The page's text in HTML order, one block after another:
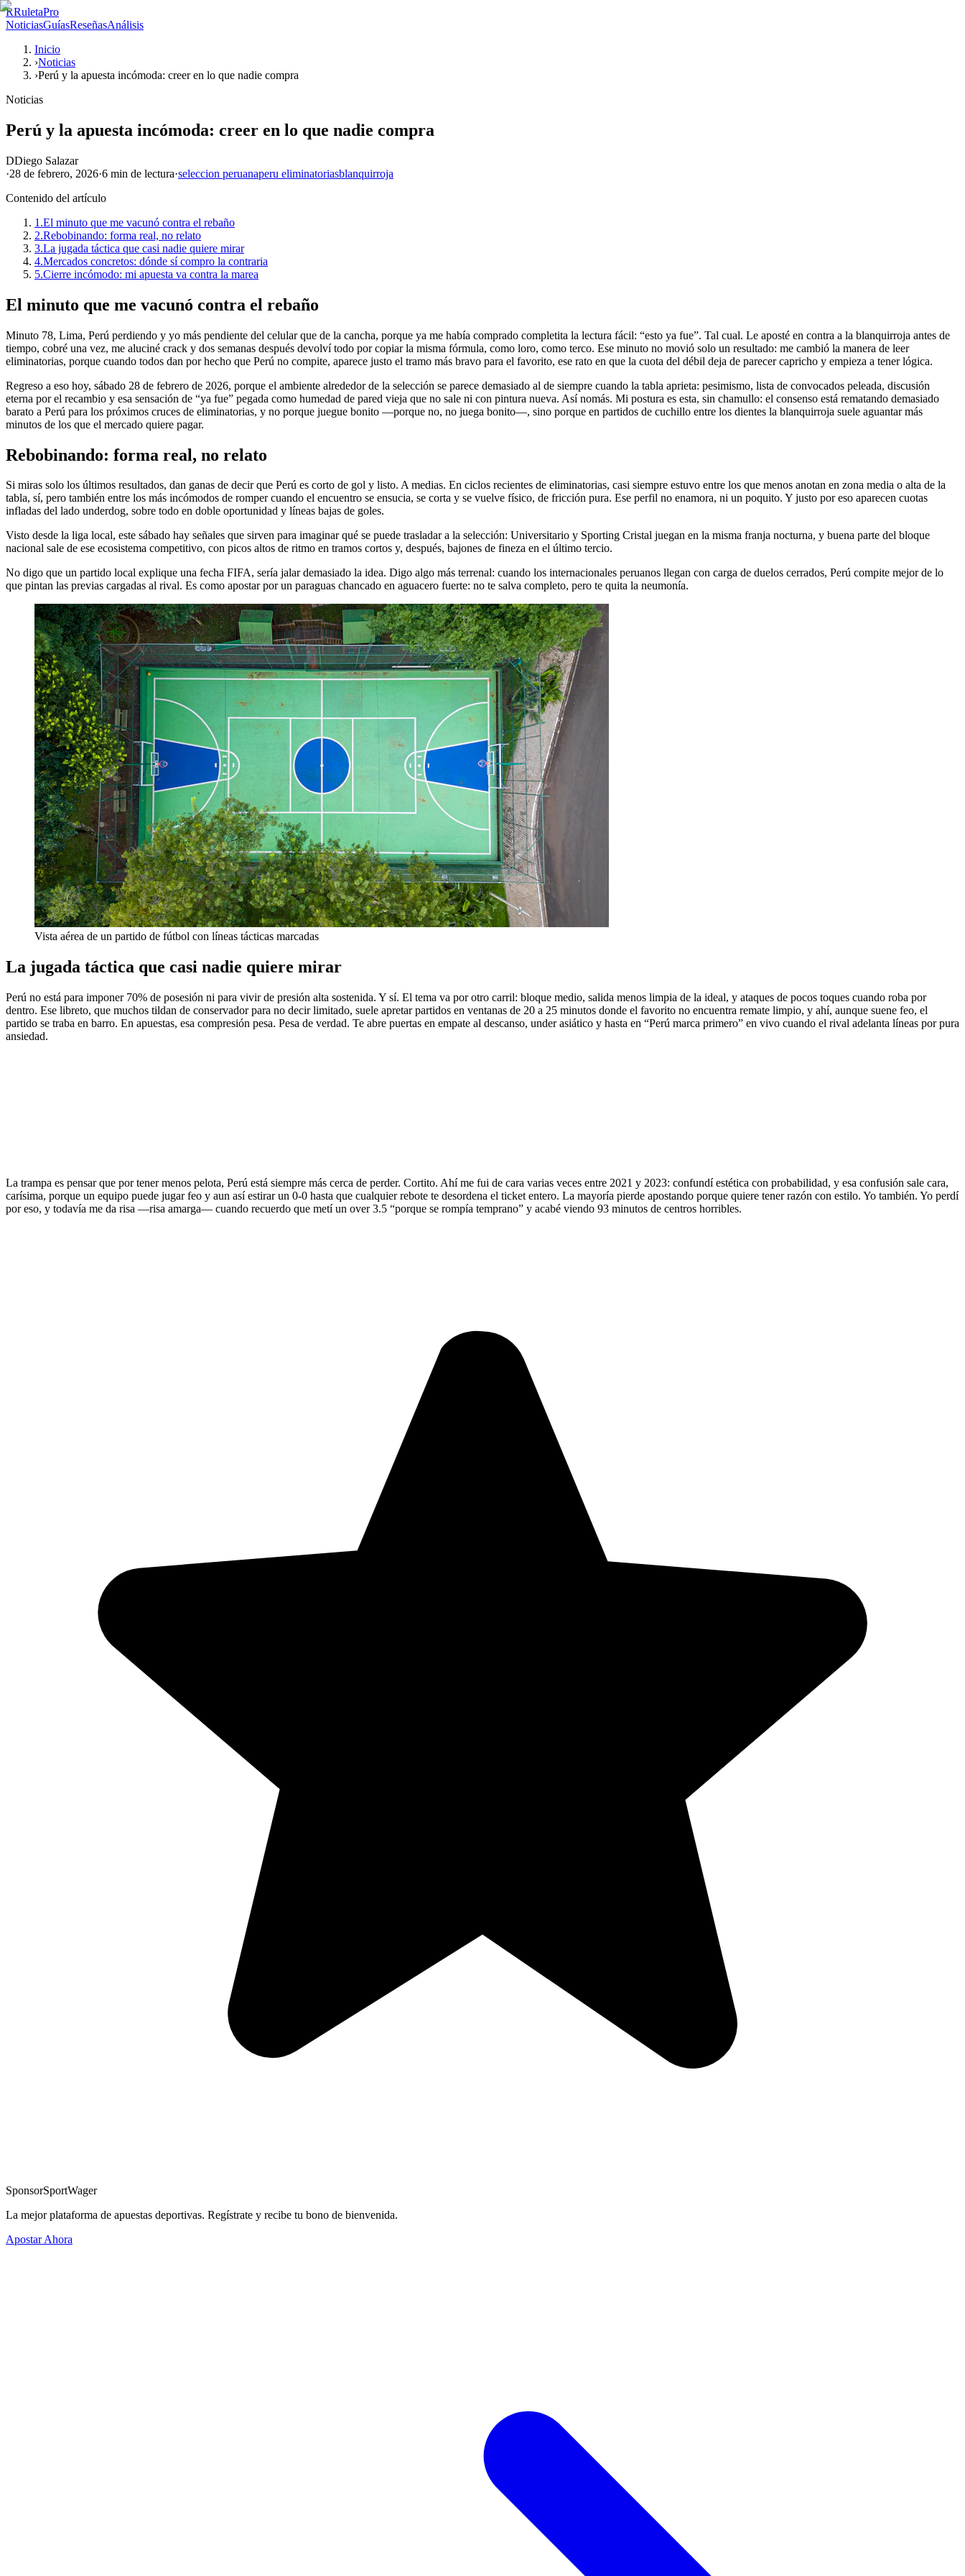
RRuletaPro
NoticiasGuíasReseñasAnálisis
Inicio
›Noticias
›Perú y la apuesta incómoda: creer en lo que nadie compra
Noticias
Perú y la apuesta incómoda: creer en lo que nadie compra
DDiego Salazar
·28 de febrero, 2026·6 min de lectura·seleccion peruanaperu eliminatoriasblanquirroja
Contenido del artículo
1.El minuto que me vacunó contra el rebaño
2.Rebobinando: forma real, no relato
3.La jugada táctica que casi nadie quiere mirar
4.Mercados concretos: dónde sí compro la contraria
5.Cierre incómodo: mi apuesta va contra la marea
El minuto que me vacunó contra el rebaño
Minuto 78, Lima, Perú perdiendo y yo más pendiente del celular que de la cancha, porque ya me había comprado completita la lectura fácil: “esto ya fue”. Tal cual. Le aposté en contra a la blanquirroja antes de
tiempo, cobré una vez, me aluciné crack y dos semanas después devolví todo por copiar la misma fórmula, como loro, como terco. Ese minuto no movió solo un resultado: me cambió la manera de leer
eliminatorias, porque cuando todos dan por hecho que Perú no compite, aparece justo el tramo más bravo para el favorito, ese rato en que la cuota del débil deja de parecer capricho y empieza a tener lógica.
Regreso a eso hoy, sábado 28 de febrero de 2026, porque el ambiente alrededor de la selección se parece demasiado al de siempre cuando la tabla aprieta: pesimismo, lista de convocados peleada, discusión
eterna por el recambio y esa sensación de “ya fue” pegada como humedad de pared vieja que no sale ni con pintura nueva. Así nomás. Mi postura es esta, sin chamullo: el consenso está rematando demasiado
barato a Perú para los próximos cruces de eliminatorias, y no porque juegue bonito —porque no, no juega bonito—, sino porque en partidos de cuchillo entre los dientes la blanquirroja suele aguantar más
minutos de los que el mercado quiere pagar.
Rebobinando: forma real, no relato
Si miras solo los últimos resultados, dan ganas de decir que Perú es corto de gol y listo. A medias. En ciclos recientes de eliminatorias, casi siempre estuvo entre los que menos anotan en zona media o alta de la
tabla, sí, pero también entre los más incómodos de romper cuando el encuentro se ensucia, se corta y se vuelve físico, de fricción pura. Ese perfil no enamora, ni un poquito. Y justo por eso aparecen cuotas
infladas del lado underdog, sobre todo en doble oportunidad y líneas bajas de goles.
Visto desde la liga local, este sábado hay señales que sirven para imaginar qué se puede trasladar a la selección: Universitario y Sporting Cristal juegan en la misma franja nocturna, y buena parte del bloque
nacional sale de ese ecosistema competitivo, con picos altos de ritmo en tramos cortos y, después, bajones de fineza en el último tercio.
No digo que un partido local explique una fecha FIFA, sería jalar demasiado la idea. Digo algo más terrenal: cuando los internacionales peruanos llegan con carga de duelos cerrados, Perú compite mejor de lo
que pintan las previas cargadas al rival. Es como apostar por un paraguas chancado en aguacero fuerte: no te salva completo, pero te quita la neumonía.
Vista aérea de un partido de fútbol con líneas tácticas marcadas
La jugada táctica que casi nadie quiere mirar
Perú no está para imponer 70% de posesión ni para vivir de presión alta sostenida. Y sí. El tema va por otro carril: bloque medio, salida menos limpia de la ideal, y ataques de pocos toques cuando roba por
dentro. Ese libreto, que muchos tildan de conservador para no decir limitado, suele apretar partidos en ventanas de 20 a 25 minutos donde el favorito no encuentra remate limpio, y ahí, aunque suene feo, el
partido se traba en barro. En apuestas, esa compresión pesa. Pesa de verdad. Te abre puertas en empate al descanso, under asiático y hasta en “Perú marca primero” en vivo cuando el rival adelanta líneas por pura
ansiedad.
La trampa es pensar que por tener menos pelota, Perú está siempre más cerca de perder. Cortito. Ahí me fui de cara varias veces entre 2021 y 2023: confundí estética con probabilidad, y esa confusión sale cara,
carísima, porque un equipo puede jugar feo y aun así estirar un 0-0 hasta que cualquier rebote te desordena el ticket entero. La mayoría pierde apostando porque quiere tener razón con estilo. Yo también. Yo perdí
por eso, y todavía me da risa —risa amarga— cuando recuerdo que metí un over 3.5 “porque se rompía temprano” y acabé viendo 93 minutos de centros horribles.
SponsorSportWager
La mejor plataforma de apuestas deportivas. Regístrate y recibe tu bono de bienvenida.
Apostar Ahora